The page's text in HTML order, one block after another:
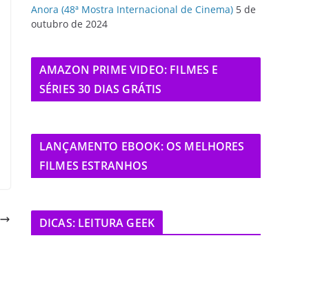
Anora (48ª Mostra Internacional de Cinema) 5 de
outubro de 2024
AMAZON PRIME VIDEO: FILMES E
SÉRIES 30 DIAS GRÁTIS
LANÇAMENTO EBOOK: OS MELHORES
FILMES ESTRANHOS
DICAS: LEITURA GEEK